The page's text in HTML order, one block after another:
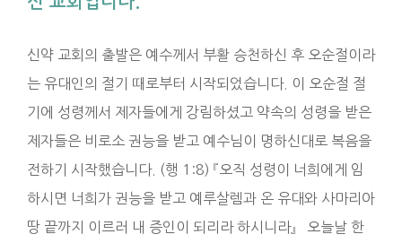
신약 교회의 출발은 예수께서 부활 승천하신 후 오순절이라
는 유대인의 절기 때로부터 시작되었습니다. 이 오순절 절
기에 성령께서 제자들에게 강림하셨고 약속의 성령을 받은
제자들은 비로소 권능을 받고 예수님이 명하신대로 복음을
전하기 시작했습니다. (행 1:8) 『오직 성령이 너희에게 임
하시면 너희가 권능을 받고 예루살렘과 온 유대와 사마리아
땅 끝까지 이르러 내 증인이 되리라 하시니라』 오늘날 한